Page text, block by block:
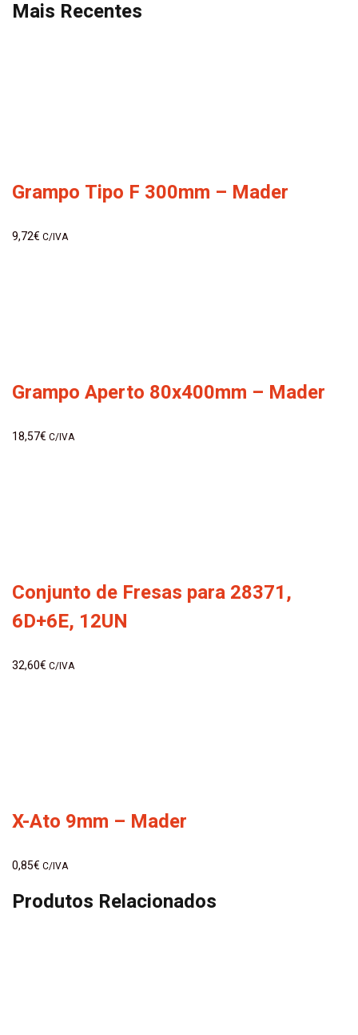
Mais Recentes
Grampo Tipo F 300mm – Mader
9,72€ C/IVA
Grampo Aperto 80x400mm – Mader
18,57€ C/IVA
Conjunto de Fresas para 28371,
6D+6E, 12UN
32,60€ C/IVA
X-Ato 9mm – Mader
0,85€ C/IVA
Produtos Relacionados